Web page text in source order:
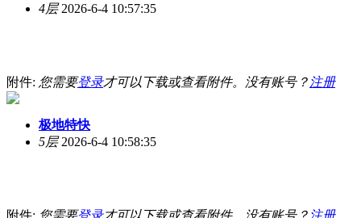
4层2026-6-4 10:57:35
附件: 您需要登录才可以下载或查看附件。没有账号？ 注册
极地特快
5层2026-6-4 10:58:35